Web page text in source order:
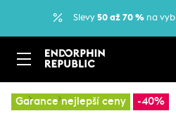
Slevy 50 až 70 % na
Garance nejlepší ceny -40%
… Kola Silniční kola